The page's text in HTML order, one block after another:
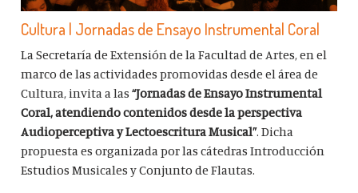
Cultura | Jornadas de Ensayo Instrumental Coral
La Secretaría de Extensión de la Facultad de Artes, en el
marco de las actividades promovidas desde el área de
Cultura, invita a las“Jornadas de Ensayo Instrumental
Coral, atendiendo contenidos desde la perspectiva
Audioperceptiva y Lectoescritura Musical”.Dicha
propuesta es organizada por las cátedras Introducción
Estudios Musicales y Conjunto de Flautas.